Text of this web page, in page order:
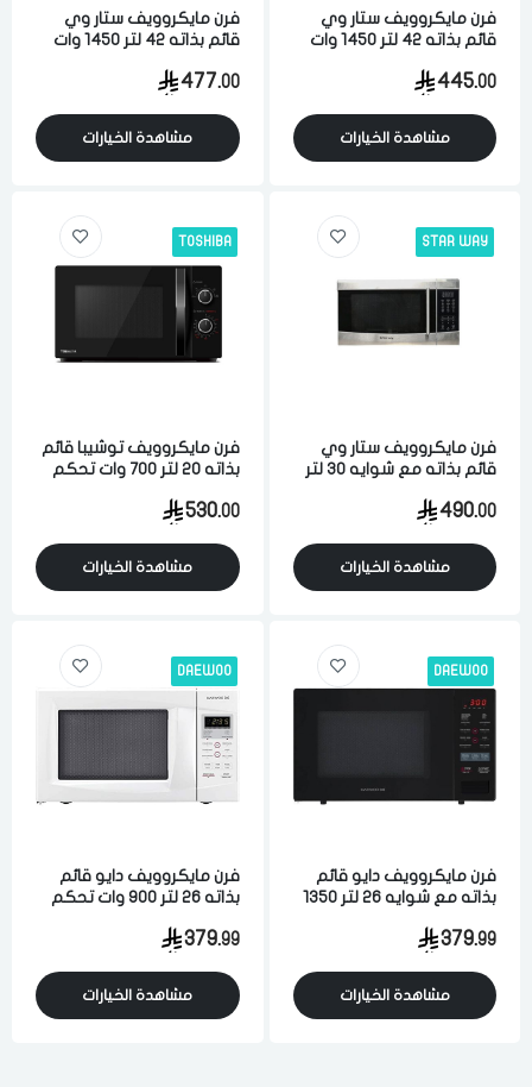
فرن مايكروويف ستار وي
قائم بذاته 42 لتر 1450 وات
المستويات فضي
445.00
مشاهدة الخيارات
فرن مايكروويف ستار وي
قائم بذاته 42 لتر 1450 وات
المستويات فضي
477.00
مشاهدة الخيارات
STAR WAY
فرن مايكروويف ستار وي
قائم بذاته مع شوايه 30 لتر
متعدد المستويات فضي
490.00
مشاهدة الخيارات
TOSHIBA
فرن مايكروويف توشيبا قائم
بذاته 20 لتر 700 وات تحكم
اسود530.00
مشاهدة الخيارات
DAEWOO
فرن مايكروويف دايو قائم
بذاته مع شوايه 26 لتر 1350
المستويات اسود
379.99
مشاهدة الخيارات
DAEWOO
فرن مايكروويف دايو قائم
بذاته 26 لتر 900 وات تحكم
379.99
مشاهدة الخيارات